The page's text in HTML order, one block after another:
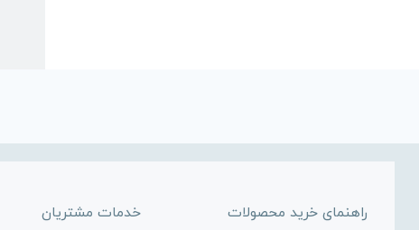
راهنمای خرید محصولات خدمات مشتریان